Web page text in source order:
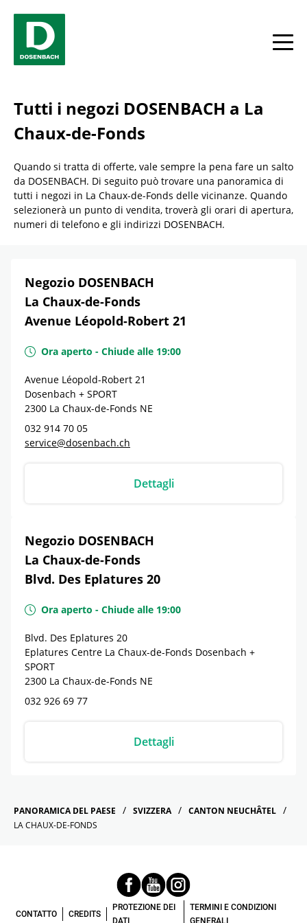
toggle
Tutti i negozi DOSENBACH a La
Chaux-de-Fonds
Quando si tratta di offerte, vale sempre la pena fare un salto
da DOSENBACH. Di seguito può trovare una panoramica di
tutti i negozi in La Chaux-de-Fonds delle vicinanze. Quando
selezionerà un punto di vendita, troverà gli orari di apertura,
numeri di telefono e gli indirizzi DOSENBACH.
Negozio DOSENBACH
La Chaux-de-Fonds
Avenue Léopold-Robert 21
Ora aperto - Chiude alle 19:00
Avenue Léopold-Robert 21
Dosenbach + SPORT
2300 La Chaux-de-Fonds NE
032 914 70 05
service@dosenbach.ch
Dettagli
Negozio DOSENBACH
La Chaux-de-Fonds
Blvd. Des Eplatures 20
Ora aperto - Chiude alle 19:00
Blvd. Des Eplatures 20
Eplatures Centre La Chaux-de-Fonds Dosenbach +
SPORT
2300 La Chaux-de-Fonds NE
032 926 69 77
Dettagli
PANORAMICA DEL PAESE SVIZZERA
CANTON NEUCHÂTEL
LA CHAUX-DE-FONDS
CONTATTO CREDITS
PROTEZIONE DEI
DATI
TERMINI E CONDIZIONI
GENERALI